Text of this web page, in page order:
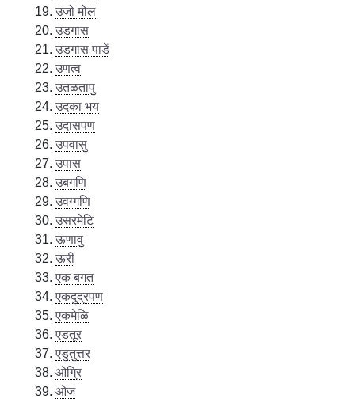
उजो मोल
उडगास
उडगास पाडें
उणत्व
उतळतापु
उदका भय
उदासपण
उपवासु
उपास
उबगणि
उवग्गणि
उसरमेटि
ऊणावु
ऊरी
एक बगत
एकदुद्रपण
एकमेळि
एडतूर
एडुतुत्तर
ओग्रि
ओज